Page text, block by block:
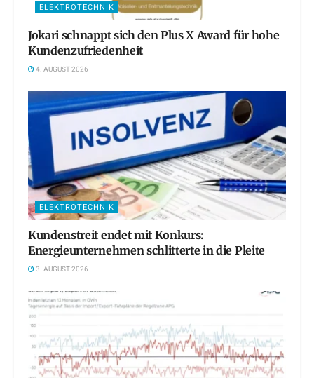
ELEKTROTECHNIK
Jokari schnappt sich den Plus X Award für hohe
Kundenzufriedenheit
4. AUGUST 2026
ELEKTROTECHNIK
Kundenstreit endet mit Konkurs:
Energieunternehmen schlitterte in die Pleite
3. AUGUST 2026